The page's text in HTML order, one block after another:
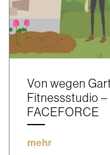
Von wegen
Fitnessstudio
FACEFORCE
mehr